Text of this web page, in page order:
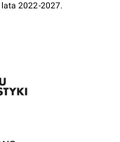
2022-2027.